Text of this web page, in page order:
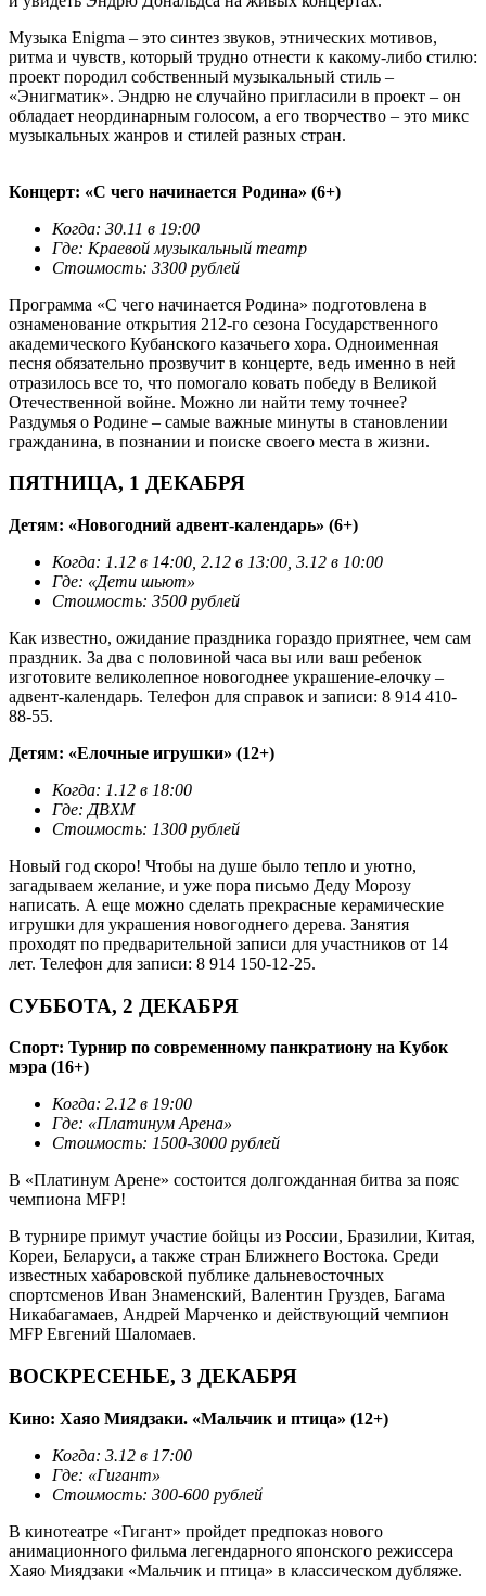
Музыка Enigma – это синтез звуков, этнических мотивов,
ритма и чувств, который трудно отнести к какому-либо стилю:
проект породил собственный музыкальный стиль –
«Энигматик». Эндрю не случайно пригласили в проект – он
обладает неординарным голосом, а его творчество – это микс
музыкальных жанров и стилей разных стран.
Концерт: «С чего начинается Родина» (6+)
Когда: 30.11 в 19:00
Где: Краевой музыкальный театр
Стоимость: 3300 рублей
Программа «С чего начинается Родина» подготовлена в
ознаменование открытия 212-го сезона Государственного
академического Кубанского казачьего хора. Одноименная
песня обязательно прозвучит в концерте, ведь именно в ней
отразилось все то, что помогало ковать победу в Великой
Отечественной войне. Можно ли найти тему точнее?
Раздумья о Родине – самые важные минуты в становлении
гражданина, в познании и поиске своего места в жизни.
ПЯТНИЦА, 1 ДЕКАБРЯ
Детям: «Новогодний адвент-календарь» (6+)
Когда: 1.12 в 14:00, 2.12 в 13:00, 3.12 в 10:00
Где: «Дети шьют»
Стоимость: 3500 рублей
Как известно, ожидание праздника гораздо приятнее, чем сам
праздник. За два с половиной часа вы или ваш ребенок
изготовите великолепное новогоднее украшение-елочку –
адвент-календарь. Телефон для справок и записи: 8 914 410-
88-55.
Детям: «Елочные игрушки» (12+)
Когда: 1.12 в 18:00
Где: ДВХМ
Стоимость: 1300 рублей
Новый год скоро! Чтобы на душе было тепло и уютно,
загадываем желание, и уже пора письмо Деду Морозу
написать. А еще можно сделать прекрасные керамические
игрушки для украшения новогоднего дерева. Занятия
проходят по предварительной записи для участников от 14
лет. Телефон для записи: 8 914 150-12-25.
СУББОТА, 2 ДЕКАБРЯ
Спорт: Турнир по современному панкратиону на Кубок
мэра (16+)
Когда: 2.12 в 19:00
Где: «Платинум Арена»
Стоимость: 1500-3000 рублей
В «Платинум Арене» состоится долгожданная битва за пояс
чемпиона MFP!
В турнире примут участие бойцы из России, Бразилии, Китая,
Кореи, Беларуси, а также стран Ближнего Востока. Среди
известных хабаровской публике дальневосточных
спортсменов Иван Знаменский, Валентин Груздев, Багама
Никабагамаев, Андрей Марченко и действующий чемпион
MFP Евгений Шаломаев.
ВОСКРЕСЕНЬЕ, 3 ДЕКАБРЯ
Кино: Хаяо Миядзаки. «Мальчик и птица» (12+)
Когда: 3.12 в 17:00
Где: «Гигант»
Стоимость: 300-600 рублей
В кинотеатре «Гигант» пройдет предпоказ нового
анимационного фильма легендарного японского режиссера
Хаяо Миядзаки «Мальчик и птица» в классическом дубляже.